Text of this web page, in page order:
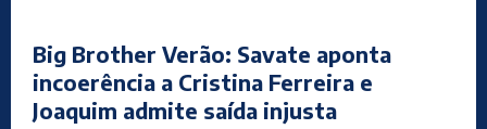
Big Brother Verão: Savate aponta
incoerência a Cristina Ferreira e
Joaquim admite saída injusta